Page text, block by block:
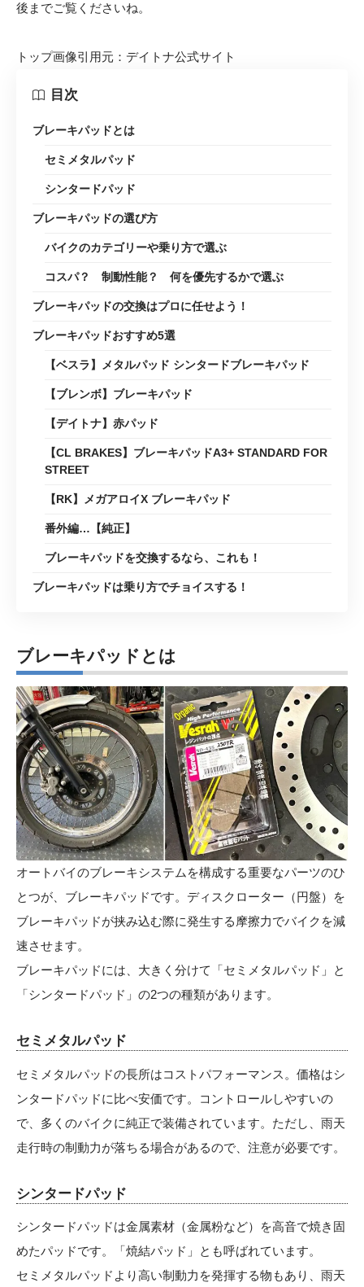
後までご覧くださいね。
トップ画像引用元： デイトナ公式サイト
目次
ブレーキパッドとは
セミメタルパッド
シンタードパッド
ブレーキパッドの選び方
バイクのカテゴリーや乗り方で選ぶ
コスパ？ 制動性能？ 何を優先するかで選ぶ
ブレーキパッドの交換はプロに任せよう！
ブレーキパッドおすすめ5選
【ベスラ】メタルパッド シンタードブレーキパッド
【ブレンボ】ブレーキパッド
【デイトナ】赤パッド
【CL BRAKES】ブレーキパッドA3+ STANDARD FOR
STREET
【RK】メガアロイX ブレーキパッド
番外編…【純正】
ブレーキパッドを交換するなら、これも！
ブレーキパッドは乗り方でチョイスする！
ブレーキパッドとは
オートバイのブレーキシステムを構成する重要なパーツのひ
とつが、ブレーキパッドです。ディスクローター（円盤）を
ブレーキパッドが挟み込む際に発生する摩擦力でバイクを減
速させます。
ブレーキパッドには、大きく分けて「セミメタルパッド」と
「シンタードパッド」の2つの種類があります。
セミメタルパッド
セミメタルパッドの長所はコストパフォーマンス。価格はシ
ンタードパッドに比べ安価です。コントロールしやすいの
で、多くのバイクに純正で装備されています。ただし、雨天
走行時の制動力が落ちる場合があるので、注意が必要です。
シンタードパッド
シンタードパッドは金属素材（金属粉など）を高音で焼き固
めたパッドです。「焼結パッド」とも呼ばれています。
セミメタルパッドより高い制動力を発揮する物もあり、雨天